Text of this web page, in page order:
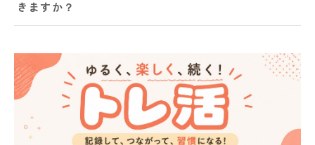
きますか？